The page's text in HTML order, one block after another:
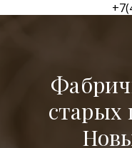
старых